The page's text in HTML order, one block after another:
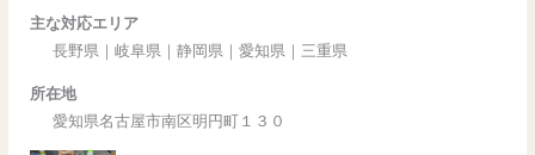
主な対応エリア
長野県｜岐阜県｜静岡県｜愛知県｜三重県
所在地
愛知県名古屋市南区明円町１３０